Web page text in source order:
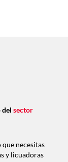
del sector
necesitas
y licuadoras